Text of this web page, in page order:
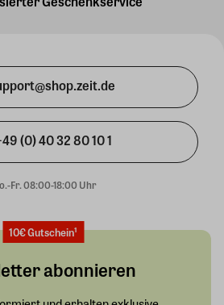
(0) 40 32 80 10 1
Fr. 08:00-18:00 Uhr
10€ Gutschein¹
abonnieren